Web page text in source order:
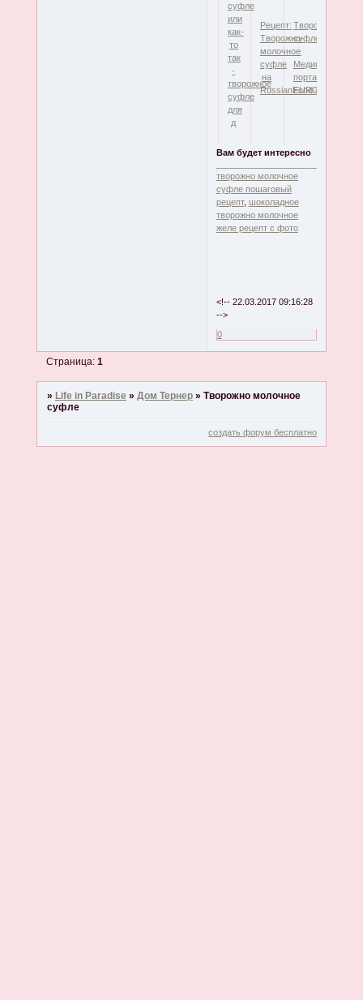
суфле
или
как-
то
так
-
творожное
суфле
для
д
Рецепт:
Творожно-
молочное
суфле
на
RussianFood.com
Творожное
суфле
-
Медицинский
портал
EUROLAB
Вам будет интересно
творожно молочное
суфле пошаговый
рецепт, шоколадное
творожно молочное
желе рецепт с фото
<!-- 22.03.2017 09:16:28
-->
0
Страница: 1
» Life in Paradise » Дом Тернер » Творожно молочное
суфле
создать форум бесплатно